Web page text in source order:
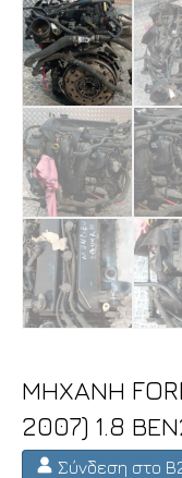
ΜΗΧΑΝΗ
2007) 1.8
Σύνδεση στο